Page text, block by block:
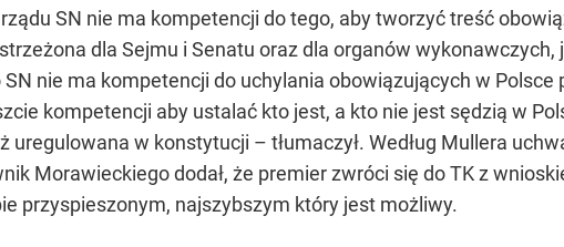
SN nie ma kompetencji do tego, aby tworzyć treść
dla Sejmu i Senatu oraz dla organów
nie ma kompetencji do uchylania obowiązujących w
kompetencji aby ustalać kto jest, a kto nie jest sędzią w
uregulowana w konstytucji – tłumaczył. Według Mullera
Morawieckiego dodał, że premier zwróci się do TK z
przyspieszonym, najszybszym który jest możliwy.